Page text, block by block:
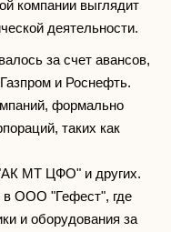
компании выглядит
деятельности.
за счет авансов,
и Роснефть.
формально
таких как
МТ ЦФО" и других.
в ООО "Гефест", где
и оборудования за